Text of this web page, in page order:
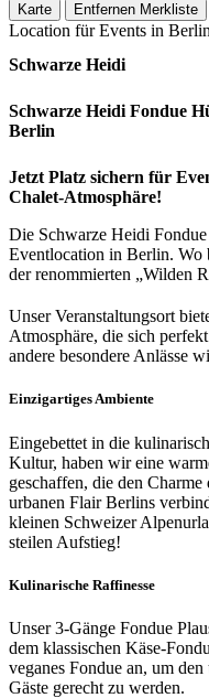
Karte Entfernen Merkliste
Location für Events in
Schwarze Heidi
Schwarze Heidi Fondue
Berlin
Jetzt Platz sichern für
Chalet-Atmosphäre!
Die Schwarze Heidi
Eventlocation in Berlin. Wo
der renommierten „Wilden
Unser Veranstaltungsort
Atmosphäre, die sich
andere besondere Anlässe
Einzigartiges Ambiente
Eingebettet in die
Kultur, haben wir eine
geschaffen, die den
urbanen Flair Berlins
kleinen Schweizer
steilen Aufstieg!
Kulinarische Raffinesse
Unser 3-Gänge Fondue
dem klassischen Käse-
veganes Fondue an, um
Gäste gerecht zu werden.